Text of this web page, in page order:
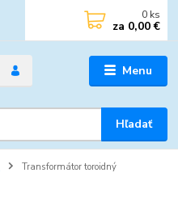
Menu
Hľadať
0 ks
za 0,00 €
Transformátor toroidný